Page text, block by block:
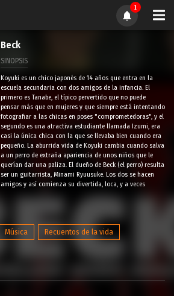
1
Beck
SINOPSIS
Koyuki es un chico japonés de 14 años que entra en la
escuela secundaria con dos amigos de la infancia. El
primero es Tanabe, el típico pervertido que no puede
pensar más que en mujeres y que siempre está intentando
fotografiar a las chicas en poses "comprometedoras", y el
segundo es una atractiva estudiante llamada Izumi, era
casi la única chica con la que se llevaba bien cuando era
pequeño. La aburrida vida de Koyuki cambia cuando salva
a un perro de extraña apariencia de unos niños que le
querían dar una paliza. El dueño de Beck (el perro) resulta
ser un guitarrista, Minami Ryuusuke. Los dos se hacen
amigos y así comienza su divertida, loca, y a veces
Música Recuentos de la vida